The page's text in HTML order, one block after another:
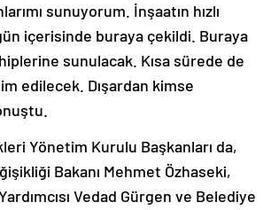
sunuyorum. İnşaatın hızlı
içerisinde buraya çekildi. Buraya
sunulacak. Kısa sürede de
edilecek. Dışardan kimse
Yönetim Kurulu Başkanları da,
Bakanı Mehmet Özhaseki,
Vedad Gürgen ve Belediye